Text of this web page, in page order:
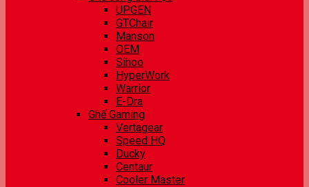
UPGEN
GTChair
Manson
OEM
Sihoo
HyperWork
Warrior
E-Dra
Ghế Gaming
Vertagear
Speed HQ
Ducky
Centaur
Cooler Master